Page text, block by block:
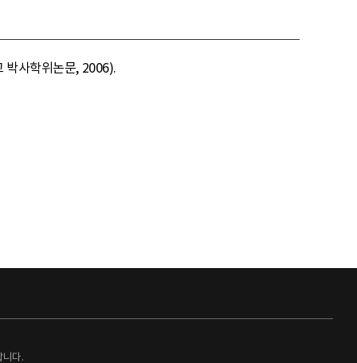
박사학위논문, 2006).
다.